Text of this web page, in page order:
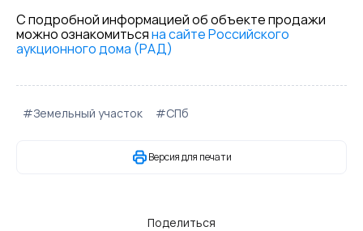
С подробной информацией об объекте продажи
можно ознакомитьсяна сайте Российского
аукционного дома (РАД)
#Земельный участок #СПб
Версия для печати
Поделиться